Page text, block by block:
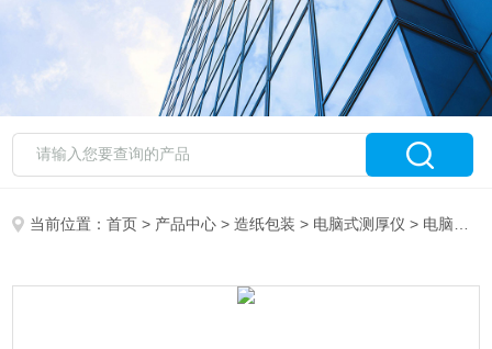
当前位置：首页 > 产品中心 >造纸包装 > 电脑式测厚仪 > 电脑式纸与纸板厚度测定仪ZB-DCH-2